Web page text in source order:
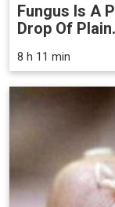
Fungus Is A
Drop Of
8 h 11 min